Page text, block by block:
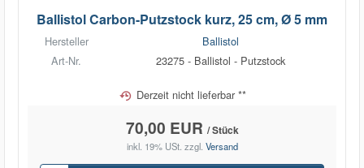
Ballistol Carbon-Putzstock kurz, 25 cm, Ø 5 mm
Hersteller
Ballistol
Art-Nr.
23275 - Ballistol - Putzstock
Derzeit nicht lieferbar **
70,00 EUR / Stück
inkl. 19% USt. zzgl. Versand